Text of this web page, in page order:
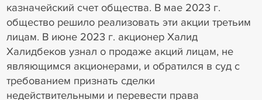
казначейский счет общества. В мае 2023 г.
общество решило реализовать эти акции третьим
лицам. В июне 2023 г. акционер Халид
Халидбеков узнал о продаже акций лицам, не
являющимся акционерами, и обратился в суд с
требованием признать сделки
недействительными и перевести права